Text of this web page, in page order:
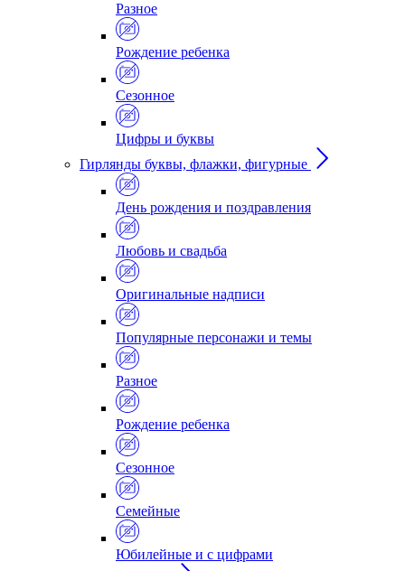
Разное
Рождение ребенка
Сезонное
Цифры и буквы
Гирлянды буквы, флажки, фигурные
День рождения и поздравления
Любовь и свадьба
Оригинальные надписи
Популярные персонажи и темы
Разное
Рождение ребенка
Сезонное
Семейные
Юбилейные и с цифрами